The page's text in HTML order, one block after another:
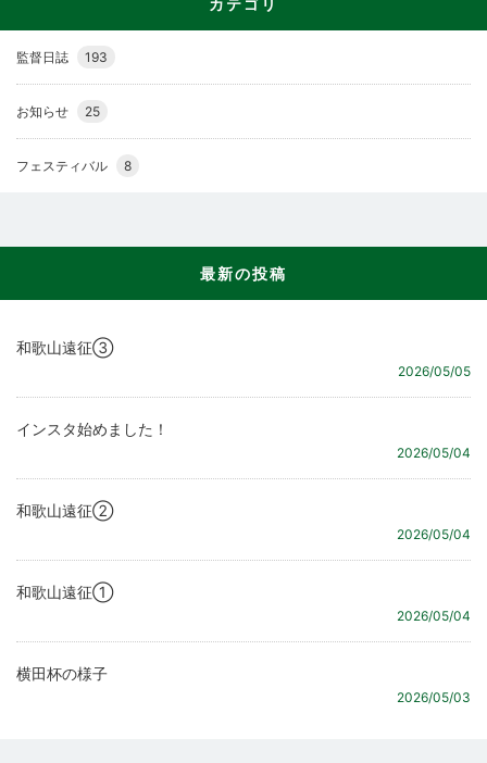
カテゴリ
監督日誌 193
お知らせ 25
フェスティバル 8
最新の投稿
和歌山遠征③
2026/05/05
インスタ始めました！
2026/05/04
和歌山遠征②
2026/05/04
和歌山遠征①
2026/05/04
横田杯の様子
2026/05/03